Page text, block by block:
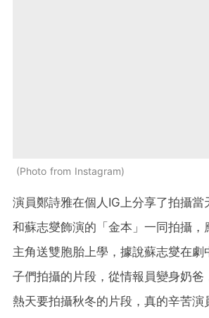
Photo from Instagram
演員鄭詩雅在個人IG上分享了拍攝當
和蘇志燮飾演的「金本」一同拍攝，
主角送雙胞胎上學，據說蘇志燮在劇
子們拍攝的片段，從情報員變身奶爸
熱天要拍攝秋冬的片段，真的辛苦演